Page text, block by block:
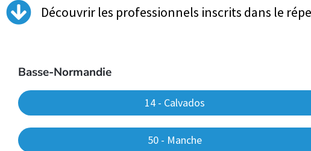
Découvrir les professionnels inscrits dans le
Basse-Normandie
14 - Calvados
50 - Manche